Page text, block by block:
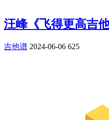
汪峰《飞得更高吉
吉他谱 2024-06-06 625